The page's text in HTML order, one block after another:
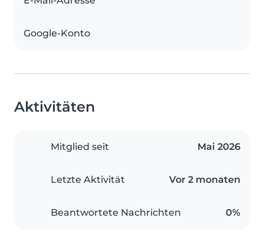
Google-Konto
Aktivitäten
Mitglied seit Mai 2026
Letzte Aktivität Vor 2 monaten
Beantwortete Nachrichten 0%